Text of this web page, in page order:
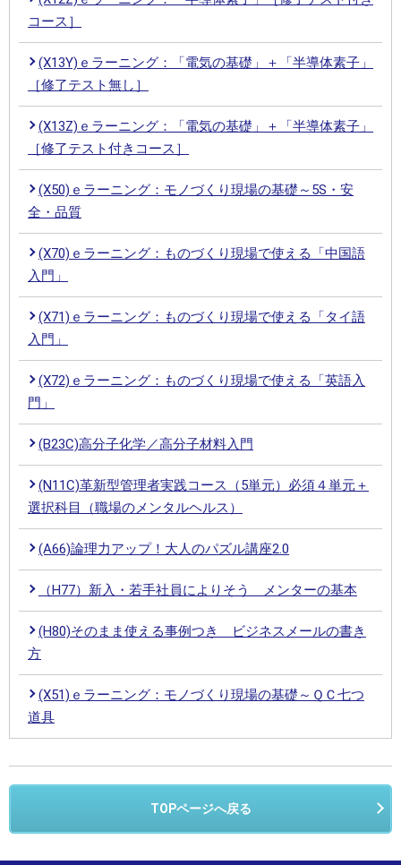
コース］
(X13Y)ｅラーニング：「電気の基礎」＋「半導体素子」
［修了テスト無し］
(X13Z)ｅラーニング：「電気の基礎」＋「半導体素子」
［修了テスト付きコース］
(X50)ｅラーニング：モノづくり現場の基礎～5S・安
全・品質
(X70)ｅラーニング：ものづくり現場で使える「中国語
入門」
(X71)ｅラーニング：ものづくり現場で使える「タイ語
入門」
(X72)ｅラーニング：ものづくり現場で使える「英語入
門」
(B23C)高分子化学／高分子材料入門
(N11C)革新型管理者実践コース（5単元）必須４単元＋
選択科目（職場のメンタルヘルス）
(A66)論理力アップ！大人のパズル講座2.0
（H77）新入・若手社員によりそう メンターの基本
(H80)そのまま使える事例つき ビジネスメールの書き
方
(X51)ｅラーニング：モノづくり現場の基礎～ＱＣ七つ
道具
TOPページへ戻る